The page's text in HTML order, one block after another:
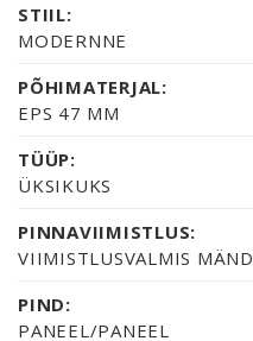
STIIL:
MODERNNE
PÕHIMATERJAL:
EPS 47 MM
TÜÜP:
ÜKSIKUKS
PINNAVIIMISTLUS:
VIIMISTLUSVALMIS MÄND
PIND:
PANEEL/PANEEL